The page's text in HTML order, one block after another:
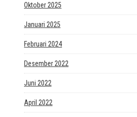
Oktober 2025
Januari 2025
Februari 2024
Desember 2022
Juni 2022
April 2022